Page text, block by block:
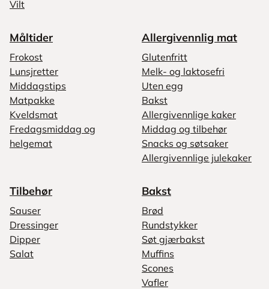
Vilt
Måltider
Frokost
Lunsjretter
Middagstips
Matpakke
Kveldsmat
Fredagsmiddag og
helgemat
Allergivennlig mat
Glutenfritt
Melk- og laktosefri
Uten egg
Bakst
Allergivennlige kaker
Middag og tilbehør
Snacks og søtsaker
Allergivennlige julekaker
Tilbehør
Sauser
Dressinger
Dipper
Salat
Bakst
Brød
Rundstykker
Søt gjærbakst
Muffins
Scones
Vafler